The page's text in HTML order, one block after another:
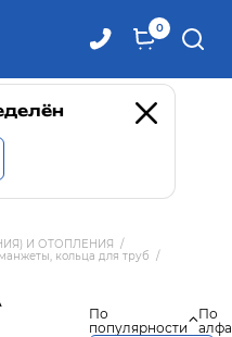
0
И ОТОПЛЕНИЯ /
кольца для труб /
По
популярности
По